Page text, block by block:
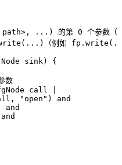
...) 的第 0 个参数（
（例如
Node sink ) {
数
call
, "open" ) and
and
and